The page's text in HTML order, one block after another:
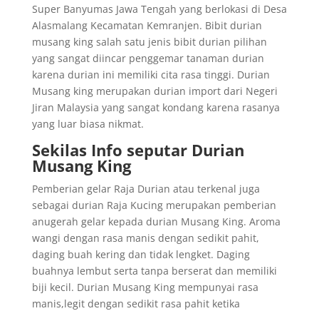
Super Banyumas Jawa Tengah yang berlokasi di Desa
Alasmalang Kecamatan Kemranjen. Bibit durian
musang king salah satu jenis bibit durian pilihan
yang sangat diincar penggemar tanaman durian
karena durian ini memiliki cita rasa tinggi. Durian
Musang king merupakan durian import dari Negeri
Jiran Malaysia yang sangat kondang karena rasanya
yang luar biasa nikmat.
Sekilas Info seputar Durian
Musang King
Pemberian gelar Raja Durian atau terkenal juga
sebagai durian Raja Kucing merupakan pemberian
anugerah gelar kepada durian Musang King. Aroma
wangi dengan rasa manis dengan sedikit pahit,
daging buah kering dan tidak lengket. Daging
buahnya lembut serta tanpa berserat dan memiliki
biji kecil. Durian Musang King mempunyai rasa
manis,legit dengan sedikit rasa pahit ketika